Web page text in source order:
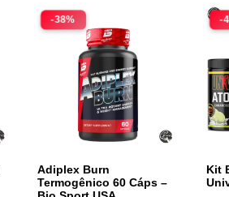
-38%
Adiplex Burn
Termogênico 60 Cáps –
-
Kit